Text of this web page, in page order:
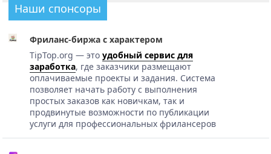
Наши спонсоры
Фриланс-биржа с характером
TipTop.org — это удобный сервис для
заработка, где заказчики размещают
оплачиваемые проекты и задания. Система
позволяет начать работу с выполнения
простых заказов как новичкам, так и
продвинутые возможности по публикации
услуги для профессиональных фрилансеров